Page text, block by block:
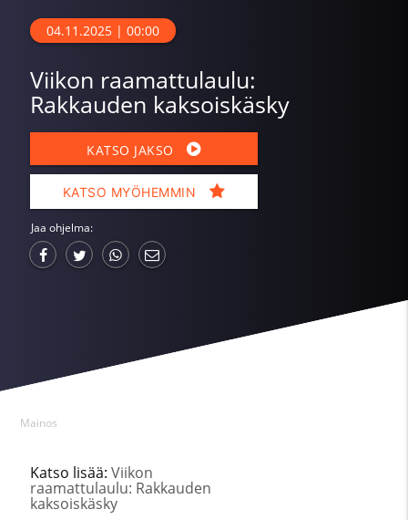
04.11.2025 | 00:00
Viikon raamattulaulu:
Rakkauden kaksoiskäsky
KATSO JAKSO
KATSO MYÖHEMMIN
Jaa ohjelma:
Mainos
Katso lisää: Viikon
raamattulaulu: Rakkauden
kaksoiskäsky